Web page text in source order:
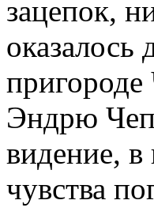
зацепок,
пригороде
Эндрю
видение, в
чувства